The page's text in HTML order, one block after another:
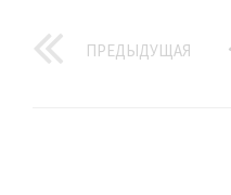
ПРЕДЫДУЩАЯ